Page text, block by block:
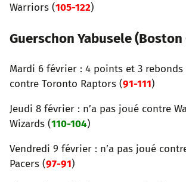
Warriors (105-122)
Guerschon Yabusele (Boston
Mardi 6 février : 4 points et 3 rebonds
contre Toronto Raptors (91-111)
Jeudi 8 février : n’a pas joué contre
Wizards (110-104)
Vendredi 9 février : n’a pas joué
Pacers (97-91)